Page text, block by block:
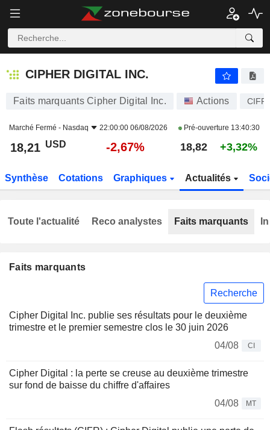
CIPHER DIGITAL INC.
CIPHER DIGITAL INC.
Faits marquants Cipher Digital Inc. Actions CIFR
Marché Fermé - Nasdaq 22:00:00 06/08/2026 Pré-ouverture 13:40:30
18,21 USD -2,67% 18,82 +3,32%
Synthèse Cotations Graphiques Actualités
Faits marquants
Recherche
Cipher Digital Inc. publie ses résultats pour le deuxième
trimestre et le premier semestre clos le 30 juin 2026
04/08
CI
Cipher Digital : la perte se creuse au deuxième trimestre
sur fond de baisse du chiffre d'affaires
04/08
MT
Toute l'actualité Reco analystes Faits marquants